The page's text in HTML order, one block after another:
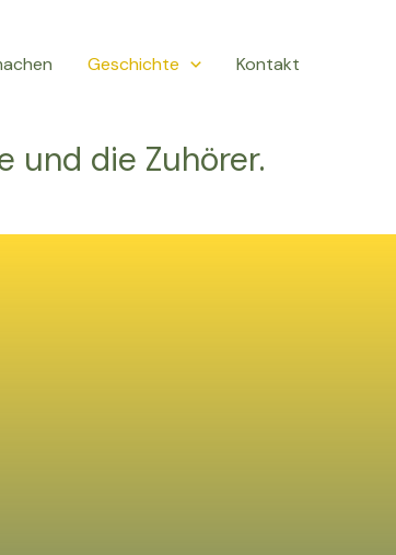
Geschichte Kontakt
und die Zuhörer.